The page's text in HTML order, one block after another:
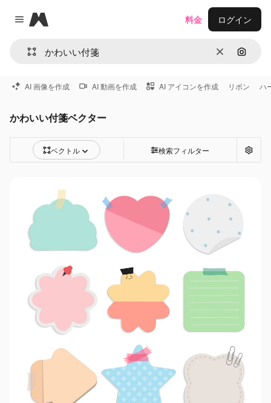
Close menu
Magnific
消去 画像で
料金 ログイン
AI 画像を作成 AI 動画を作成 AI アイコンを作成 リボン ハ
かわいい付箋ベクター
ベクトル 検索フィルター